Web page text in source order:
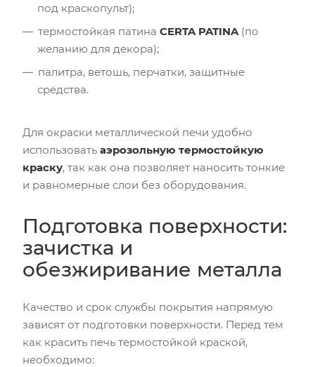
под краскопульт);
термостойкая патина CERTA PATINA(по
желанию для декора);
палитра, ветошь, перчатки, защитные
средства.
Для окраски металлической печи удобно
использовать аэрозольную термостойкую
краску, так как она позволяет наносить тонкие
и равномерные слои без оборудования.
Подготовка поверхности:
зачистка и
обезжиривание металла
Качество и срок службы покрытия напрямую
зависят от подготовки поверхности. Перед тем
как красить печь термостойкой краской,
необходимо: